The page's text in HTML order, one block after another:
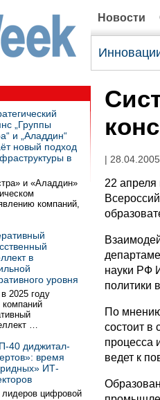
Новости
„Группы
и „Аладдин“
новый подход
в
и «Аладдин»
компаний,
в
уровня
2025 году
компаний
…
40 диджитал-
время
ИТ-
лидеров цифровой
| 28.04.2005
22 апреля
науки РФ
политики
По
состоит в
процесса
ведет к